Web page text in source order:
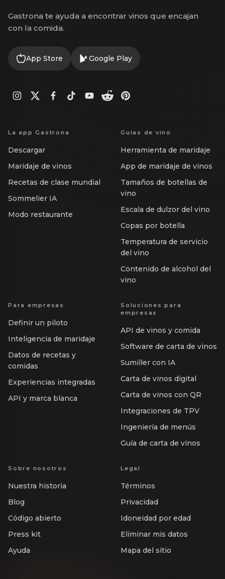
Gastrona te ayuda a encontrar vinos que encajan
con la comida.
App Store Google Play
La app Gastrona
Descargar
Maridaje de vinos
Recetas de clase mundial
Sommelier IA
Modo restaurante
Guías de vino
Herramienta de maridaje
App de maridaje de vinos
Tamaños de botellas de
vino
Escala de dulzor del vino
Copas por botella
Temperatura de servicio
del vino
Contenido de alcohol del
vino
Para empresas
Definir un piloto
Inteligencia de maridaje
Datos de recetas y
comidas
Experiencias integradas
API y marca blanca
Soluciones para
empresas
API de vinos y comida
Software de carta de vinos
Sumiller con IA
Carta de vinos digital
Carta de vinos con QR
Integraciones de TPV
Ingeniería de menús
Guía de carta de vinos
Sobre nosotros
Nuestra historia
Blog
Código abierto
Press kit
Ayuda
Legal
Términos
Privacidad
Idoneidad por edad
Eliminar mis datos
Mapa del sitio